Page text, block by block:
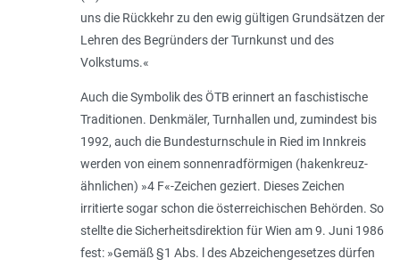
uns die Rückkehr zu den ewig gültigen Grundsätzen der
Lehren des Begründers der Turnkunst und des
Volkstums.«
Auch die Symbolik des ÖTB erinnert an faschistische
Traditionen. Denkmäler, Turnhallen und, zumindest bis
1992, auch die Bundesturnschule in Ried im Innkreis
werden von einem sonnenradförmigen (hakenkreuz-
ähnlichen) »4 F«-Zeichen geziert. Dieses Zeichen
irritierte sogar schon die österreichischen Behörden. So
stellte die Sicherheitsdirektion für Wien am 9. Juni 1986
fest: »Gemäß §1 Abs. l des Abzeichengesetzes dürfen